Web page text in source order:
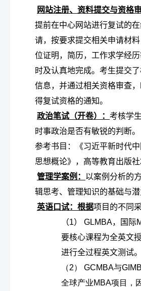
网站注册、资料提交与资格
提前在中心网站进行复试的
请，按要求提交相关申请材
位证明，简历，工作求学经
时及认真地完成。考生提交
信息，并通过相关资格审查
得复试资格的通知。
政治笔试（开卷）： 考核学
时事政治是否有敏锐的判断。
参考书目：《习近平新时代
思想概论》，高等教育出版
管理学案例： 以案例分析的
辑思考、管理知识的基础与潜
英语口试：根据项目的不同
（1） GLMBA，国
要核心课程为全英文
进行全过程英文测试。
（2） GCMBA与
全球产业MBA项目，